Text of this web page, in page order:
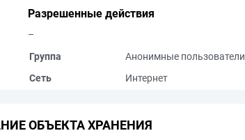
Разрешенные действия
–
Группа
Анонимные пользователи
Сеть
Интернет
ОБЪЕКТА ХРАНЕНИЯ